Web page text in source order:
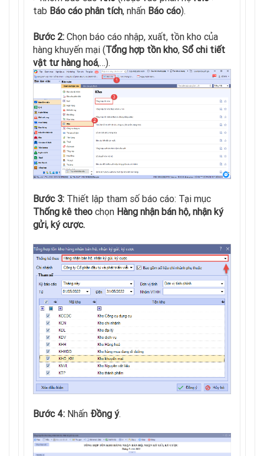
tab Báo cáo phân tích, nhấn Báo cáo).
Bước 2: Chọn báo cáo nhập, xuất, tồn kho của
hàng khuyến mại (Tổng hợp tồn kho, Sổ chi tiết
vật tư hàng hoá,…).
Bước 3: Thiết lập tham số báo cáo: Tại mục
Thống kê theo chọn Hàng nhận bán hộ, nhận ký
gửi, ký cược.
Bước 4: Nhấn Đồng ý.